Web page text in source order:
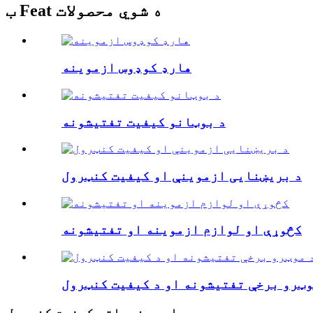
ب Feat ه شوي محصولات
هارډ کوډوس ازموینه
د بوټانو کیفیت تفتیشونه
د بریښنایی ازموینې او کیفیت کنټرول
کڅوړې او لوازم ازموینه او تفتیشونه
برخې تفتیشونه او د کیفیت کنټرول